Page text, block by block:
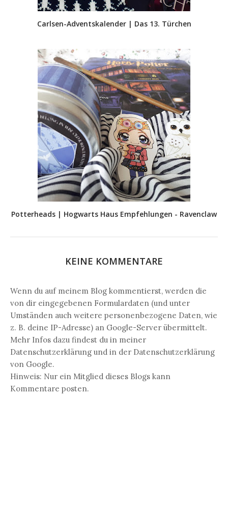
Carlsen-Adventskalender | Das 13. Türchen
Potterheads | Hogwarts Haus Empfehlungen - Ravenclaw
KEINE KOMMENTARE
Wenn du auf meinem Blog kommentierst, werden die
von dir eingegebenen Formulardaten (und unter
Umständen auch weitere personenbezogene Daten, wie
z. B. deine IP-Adresse) an Google-Server übermittelt.
Mehr Infos dazu findest du in meiner
Datenschutzerklärung und in der Datenschutzerklärung
von Google.
Hinweis: Nur ein Mitglied dieses Blogs kann
Kommentare posten.